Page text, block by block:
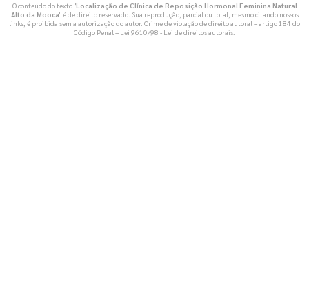
O conteúdo do texto "Localização de Clínica de Reposição Hormonal Feminina Natural
Alto da Mooca" é de direito reservado. Sua reprodução, parcial ou total, mesmo citando nossos
links, é proibida sem a autorização do autor. Crime de violação de direito autoral – artigo 184 do
Código Penal – Lei 9610/98 - Lei de direitos autorais